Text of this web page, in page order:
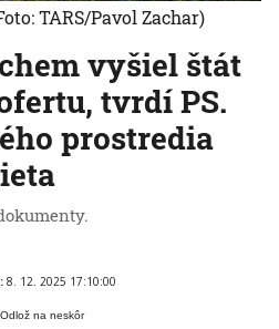
vyšiel štát
tvrdí PS.
prostredia
8. 12. 2025 17:10:00
Odlož na neskôr
TARS/Pavol Zachar)